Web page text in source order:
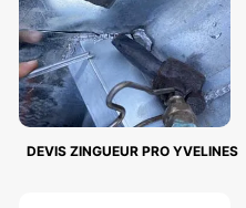
DEVIS ZINGUEUR PRO YVELINES